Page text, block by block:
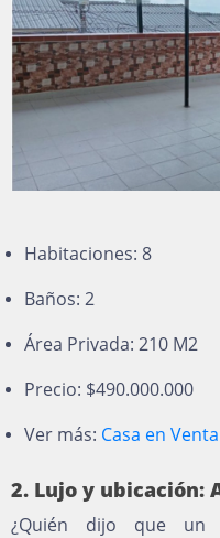
Habitaciones: 8
Baños: 2
Área Privada: 210 M2
Precio: $490.000.000
Ver más: Casa en
2. Lujo y ubicación:
¿Quién dijo que un